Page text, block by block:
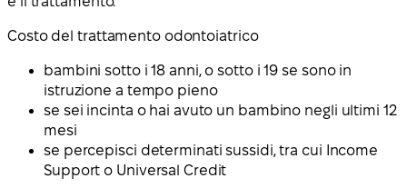
Costo del trattamento odontoiatrico
bambini sotto i 18 anni, o sotto i 19 se sono in
istruzione a tempo pieno
se sei incinta o hai avuto un bambino negli ultimi 12
mesi
se percepisci determinati sussidi, tra cui Income
Support o Universal Credit